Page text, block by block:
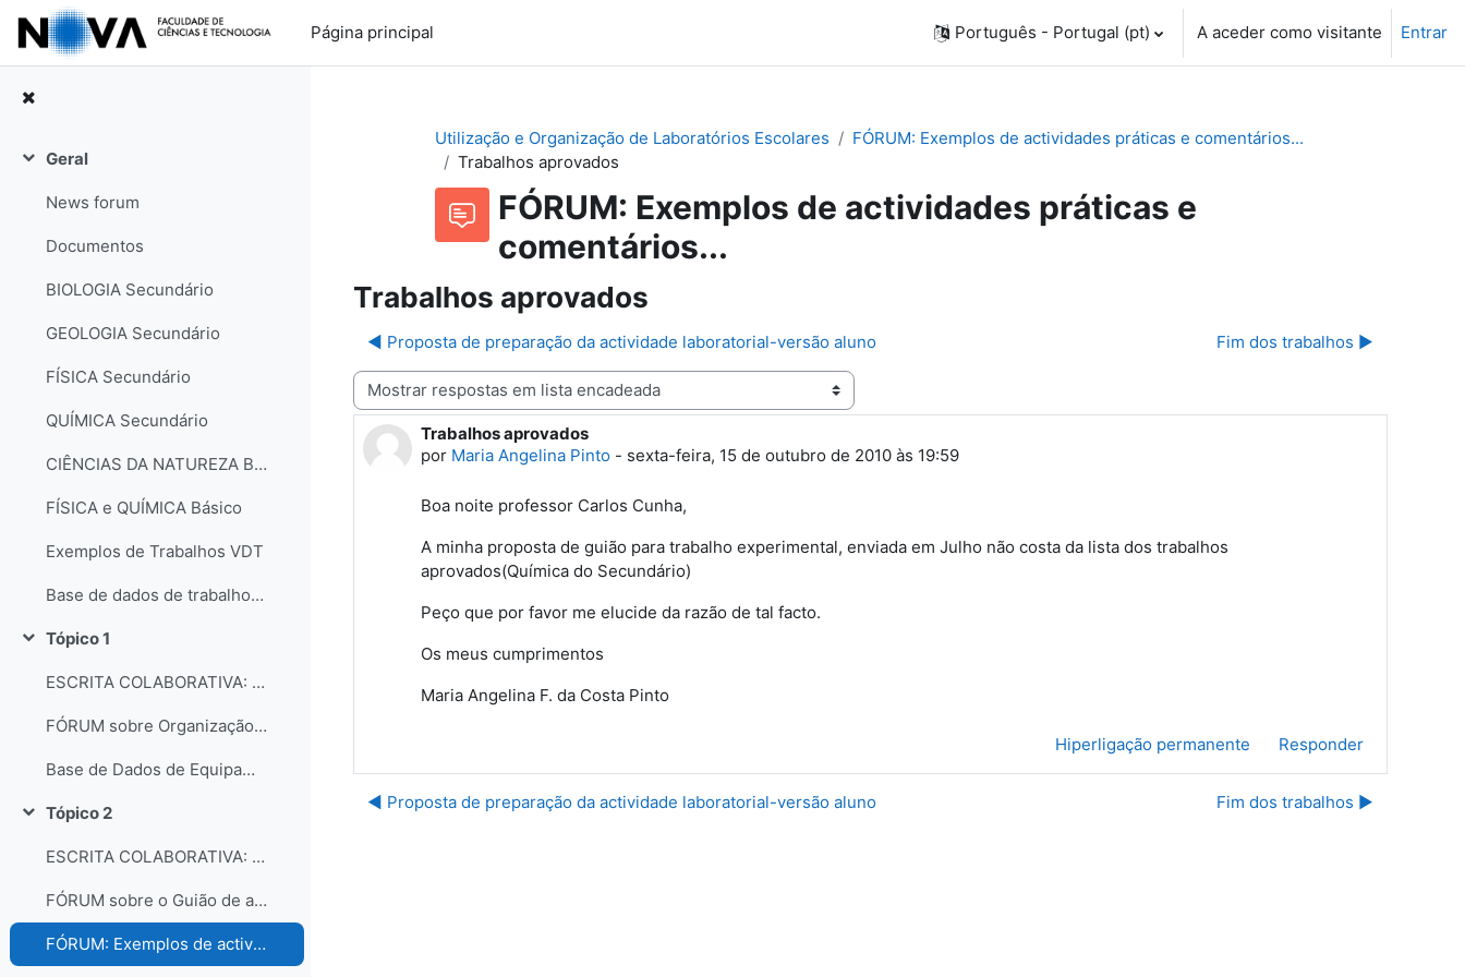
Ir para o conteúdo principal
Página principal
Português - Portugal ‎(pt)‎ A aceder como visitante Entrar
Contrair
Geral
News forum
Documentos
BIOLOGIA Secundário
GEOLOGIA Secundário
FÍSICA Secundário
QUÍMICA Secundário
CIÊNCIAS DA NATUREZA Básico
FÍSICA e QUÍMICA Básico
Exemplos de Trabalhos VDT
Base de dados de trabalhos dos participantes do curso
Contrair
Tópico 1
ESCRITA COLABORATIVA: Organização dos laboratórios
FÓRUM sobre Organização e gestão dos laboratórios escolares
Base de Dados de Equipamentos e Consumíveis dos Laboratórios
Contrair
Tópico 2
ESCRITA COLABORATIVA: Guião de Actividade Prática
FÓRUM sobre o Guião de actividades práticas
FÓRUM: Exemplos de actividades práticas e comentários...
Utilização e Organização de Laboratórios Escolares
FÓRUM: Exemplos de actividades práticas e comentários...
Trabalhos aprovados
FÓRUM: Exemplos de actividades práticas e
comentários...
Trabalhos aprovados
◀︎ Proposta de preparação da actividade laboratorial-versão aluno Fim dos trabalhos ▶︎
Modo de visualização
Trabalhos aprovados
por Maria Angelina Pinto - sexta-feira, 15 de outubro de 2010 às 19:59
Número de respostas: 0
Boa noite professor Carlos Cunha,
A minha proposta de guião para trabalho experimental, enviada em Julho não costa da lista dos trabalhos
aprovados(Química do Secundário)
Peço que por favor me elucide da razão de tal facto.
Os meus cumprimentos
Maria Angelina F. da Costa Pinto
Hiperligação permanente Responder
◀︎ Proposta de preparação da actividade laboratorial-versão aluno Fim dos trabalhos ▶︎